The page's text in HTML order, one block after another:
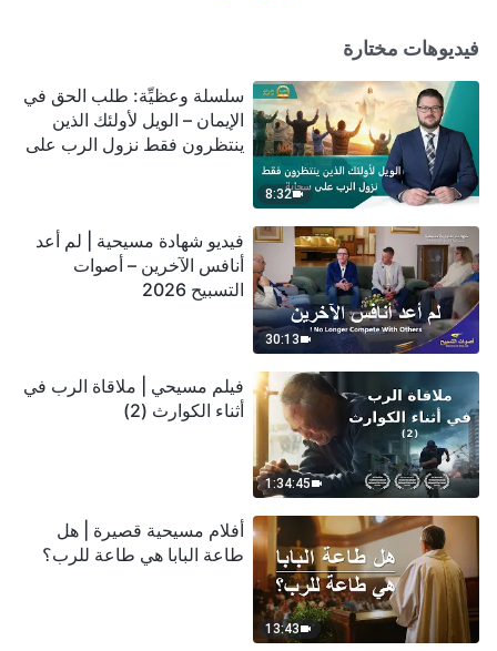
فيديوهات مختارة
8:32
سلسلة وعظيِّة: طلب الحق في
الإيمان – الويل لأولئك الذين
ينتظرون فقط نزول الرب على
30:13
فيديو شهادة مسيحية | لم أعد
أنافس الآخرين – أصوات
التسبيح 2026
1:34:45
فيلم مسيحي | ملاقاة الرب في
أثناء الكوارث (2)
13:43
أفلام مسيحية قصيرة | هل
طاعة البابا هي طاعة للرب؟